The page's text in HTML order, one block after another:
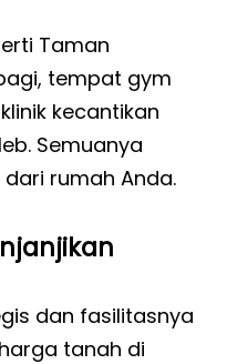
Taman
tempat gym
kecantikan
Semuanya
rumah Anda.
dan fasilitasnya
tanah di